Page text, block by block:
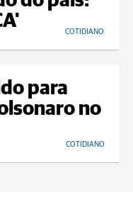
COTIDIANO
para
no
COTIDIANO